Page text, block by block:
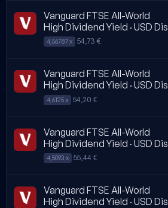
Vanguard FTSE All-World
High Dividend Yield · USD Dis
4,56787 x 54,73 €
Vanguard FTSE All-World
High Dividend Yield · USD Dis
4,6125 x 54,20 €
Vanguard FTSE All-World
High Dividend Yield · USD Dis
4,5093 x 55,44 €
Vanguard FTSE All-World
High Dividend Yield · USD Dis